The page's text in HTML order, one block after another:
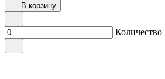
В корзину
Количество